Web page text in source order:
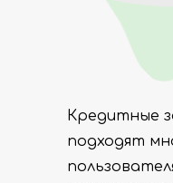
Кредитные
подходят